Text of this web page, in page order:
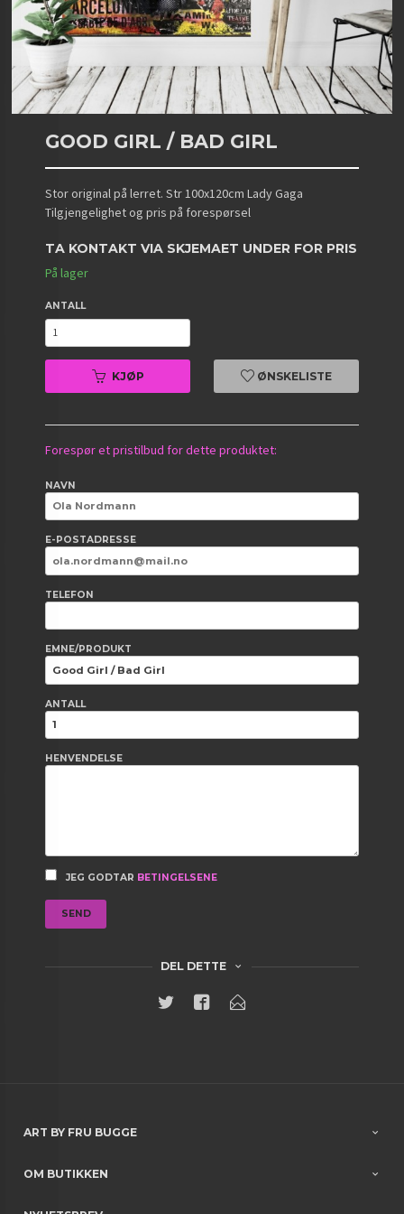
GOOD GIRL / BAD GIRL
Stor original på lerret. Str 100x120cm Lady Gaga
Tilgjengelighet og pris på forespørsel
TA KONTAKT VIA SKJEMAET UNDER FOR PRIS
På lager
ANTALL
KJØP ØNSKELISTE
Forespør et pristilbud for dette produktet:
NAVN
E-POSTADRESSE
TELEFON
EMNE/PRODUKT
ANTALL
HENVENDELSE
JEG GODTAR BETINGELSENE
SEND
DEL DETTE
ART BY FRU BUGGE
OM BUTIKKEN